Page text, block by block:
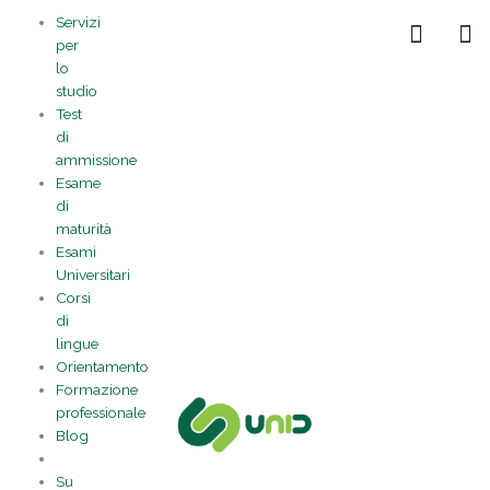
contenuto
Servizi
per
lo
studio
Test
di
ammissione
Esame
di
maturità
Esami
Universitari
Corsi
di
lingue
Orientamento
Formazione
professionale
Blog
Su